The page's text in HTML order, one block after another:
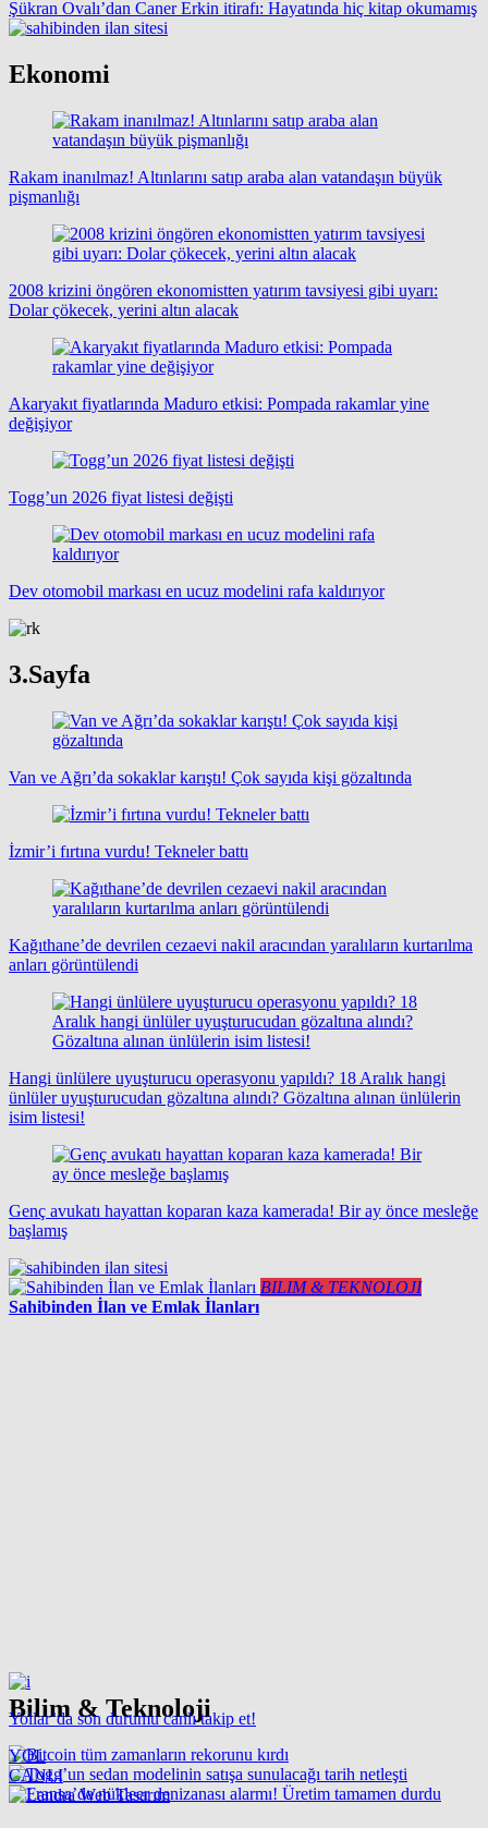
Şükran Ovalı’dan Caner Erkin itirafı: Hayatında hiç kitap okumamış
Ekonomi
Rakam inanılmaz! Altınlarını satıp araba alan vatandaşın büyük
pişmanlığı
2008 krizini öngören ekonomistten yatırım tavsiyesi gibi uyarı:
Dolar çökecek, yerini altın alacak
Akaryakıt fiyatlarında Maduro etkisi: Pompada rakamlar yine
değişiyor
Togg’un 2026 fiyat listesi değişti
Dev otomobil markası en ucuz modelini rafa kaldırıyor
3.Sayfa
Van ve Ağrı’da sokaklar karıştı! Çok sayıda kişi gözaltında
İzmir’i fırtına vurdu! Tekneler battı
Kağıthane’de devrilen cezaevi nakil aracından yaralıların kurtarılma
anları görüntülendi
Hangi ünlülere uyuşturucu operasyonu yapıldı? 18 Aralık hangi
ünlüler uyuşturucudan gözaltına alındı? Gözaltına alınan ünlülerin
isim listesi!
Genç avukatı hayattan koparan kaza kamerada! Bir ay önce mesleğe
başlamış
BILIM & TEKNOLOJI
Sahibinden İlan ve Emlak İlanları
Bilim & Teknoloji
Yollar’da son durumu canlı takip et!
YOL
CANLI